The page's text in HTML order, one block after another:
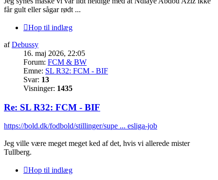
får gult eller sågar rødt ...
Hop til indlæg
afDebussy
16. maj 2026, 22:05
Forum: FCM & BW
Emne: SL R32: FCM - BIF
Svar: 13
Visninger: 1435
Re: SL R32: FCM - BIF
https://bold.dk/fodbold/stillinger/supe ... esliga-job
Jeg ville være meget meget ked af det, hvis vi allerede mister
Tullberg.
Hop til indlæg